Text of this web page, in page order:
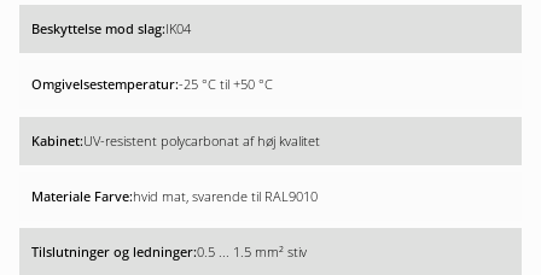
IK04
-25 °C til +50 °C
UV-resistent polycarbonat af høj kvalitet
hvid mat, svarende til RAL9010
0.5 ... 1.5 mm² stiv